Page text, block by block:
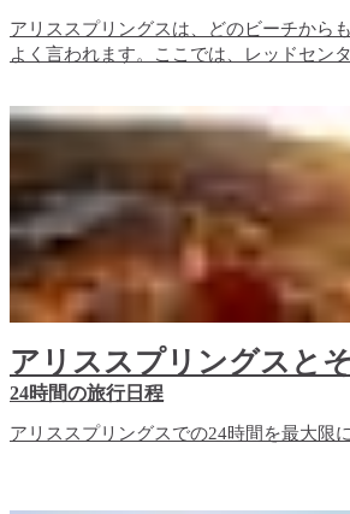
アリススプリングスは、どのビーチから
よく言われます。ここでは、レッドセン
アリススプリングスと
24時間の旅行日程
アリススプリングスでの24時間を最大限